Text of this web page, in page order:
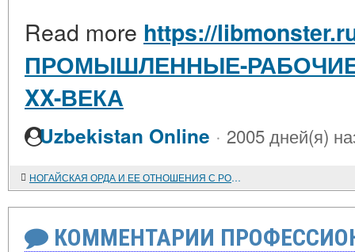
Read more https://
ПРОМЫШЛЕННЫЕ-
XX-ВЕКА
Uzbekistan Online · 2005 дней(я)
НОГАЙСКАЯ ОРДА И ЕЕ ОТНОШЕНИЯ С РОССИЕЙ
КОММЕНТАРИИ